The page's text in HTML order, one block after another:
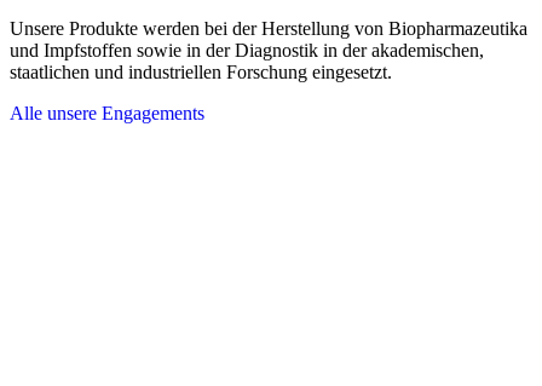
Unsere Produkte werden bei der Herstellung von Biopharmazeutika
und Impfstoffen sowie in der Diagnostik in der akademischen,
staatlichen und industriellen Forschung eingesetzt.
Alle unsere Engagements